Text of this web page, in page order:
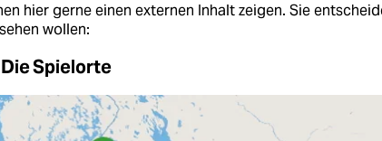
hier gerne einen externen Inhalt zeigen. Sie
wollen:
Spielorte